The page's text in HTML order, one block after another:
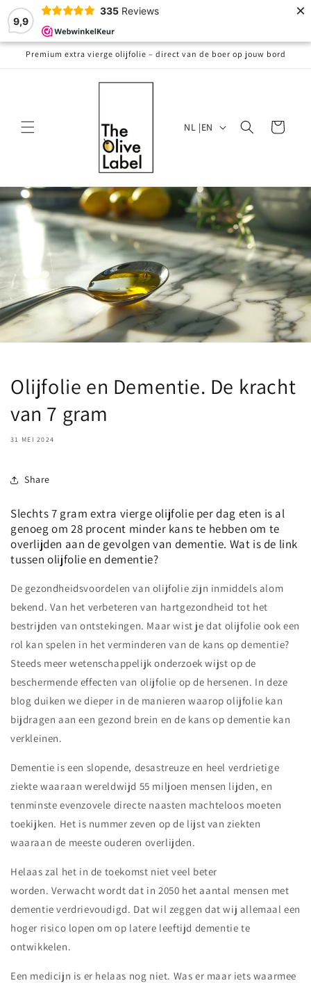
9,9
335 Reviews ×
Meteen
naar de
content
Premium extra vierge olijfolie – direct van de boer op jouw bord
NL |EN Winkelwagen
Olijfolie en Dementie. De kracht
van 7 gram
31 MEI 2024
Share
Slechts 7 gram extra vierge olijfolie per dag eten is al
genoeg om 28 procent minder kans te hebben om te
overlijden aan de gevolgen van dementie. Wat is de link
tussen olijfolie en dementie?
De gezondheidsvoordelen van olijfolie zijn inmiddels alom
bekend. Van het verbeteren van hartgezondheid tot het
bestrijden van ontstekingen. Maar wist je dat olijfolie ook een
rol kan spelen in het verminderen van de kans op dementie?
Steeds meer wetenschappelijk onderzoek wijst op de
beschermende effecten van olijfolie op de hersenen. In deze
blog duiken we dieper in de manieren waarop olijfolie kan
bijdragen aan een gezond brein en de kans op dementie kan
verkleinen.
Dementie is een slopende, desastreuze en heel verdrietige
ziekte waaraan wereldwijd 55 miljoen mensen lijden, en
tenminste evenzovele directe naasten machteloos moeten
toekijken. Het is nummer zeven op de lijst van ziekten
waaraan de meeste ouderen overlijden.
Helaas zal het in de toekomst niet veel beter
worden. Verwacht wordt dat in 2050 het aantal mensen met
dementie verdrievoudigd. Dat wil zeggen dat wij allemaal een
hoger risico lopen om op latere leeftijd dementie te
ontwikkelen.
Een medicijn is er helaas nog niet. Was er maar iets waarmee